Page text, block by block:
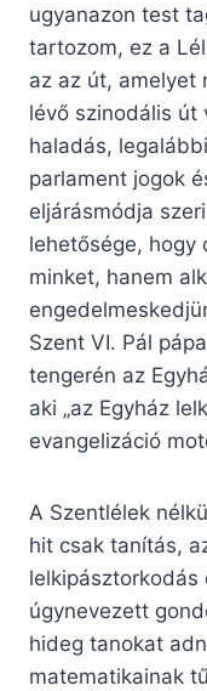
ugyanazon test
tartozom, ez a
az az út, amelyet
lévő szinodális út
haladás,
parlament jogok
eljárásmódja
lehetősége, hogy
minket, hanem
Szent VI. Pál
tengerén az
aki „az Egyház
evangelizáció
A Szentlélek
hit csak tanítás,
lelkipásztorkodás
úgynevezett
hideg tanokat
matematikainak